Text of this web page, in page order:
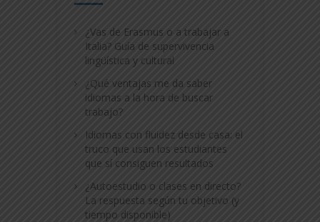
¿Vas de Erasmus o a trabajar a
Italia? Guía de supervivencia
lingüística y cultural
¿Qué ventajas me da saber
idiomas a la hora de buscar
trabajo?
Idiomas con fluidez desde casa: el
truco que usan los estudiantes
que sí consiguen resultados
¿Autoestudio o clases en directo?
La respuesta según tu objetivo (y
tiempo disponible)